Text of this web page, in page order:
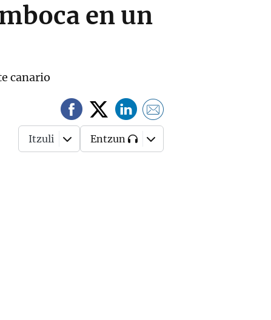
en un
canario
Itzuli Entzun